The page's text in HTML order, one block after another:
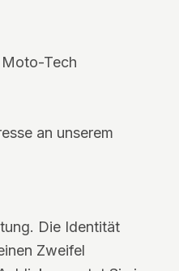
Tech
an unserem
Die Identität
Zweifel